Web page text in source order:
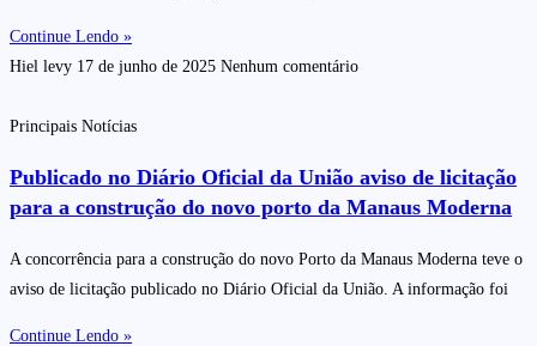
Continue Lendo »
Hiel levy 17 de junho de 2025 Nenhum comentário
Principais Notícias
Publicado no Diário Oficial da União aviso de licitação
para a construção do novo porto da Manaus Moderna
A concorrência para a construção do novo Porto da Manaus Moderna teve o
aviso de licitação publicado no Diário Oficial da União. A informação foi
Continue Lendo »